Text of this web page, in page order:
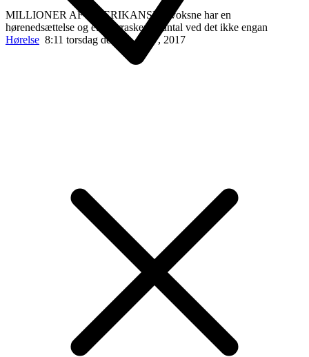
MILLIONER AF AMERIKANSKE voksne har en
hørenedsættelse og et overraskende antal ved det ikke engan
Hørelse 8:11 torsdag den 20. april , 2017